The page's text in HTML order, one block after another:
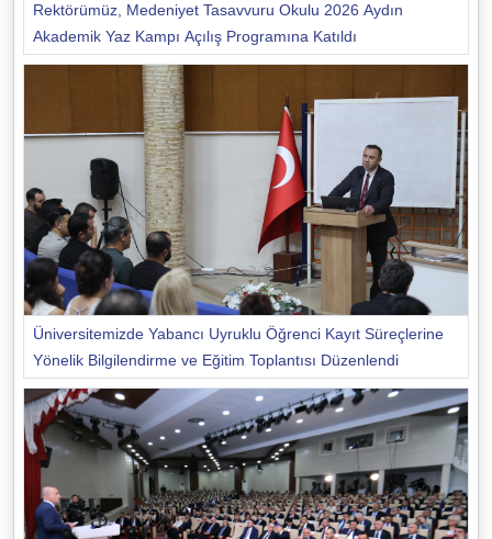
Rektörümüz, Medeniyet Tasavvuru Okulu 2026 Aydın
Akademik Yaz Kampı Açılış Programına Katıldı
Üniversitemizde Yabancı Uyruklu Öğrenci Kayıt Süreçlerine
Yönelik Bilgilendirme ve Eğitim Toplantısı Düzenlendi